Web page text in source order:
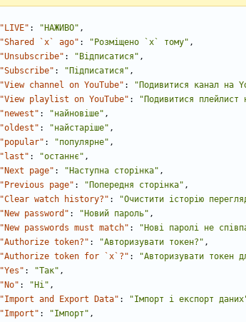
"LIVE" : "НАЖИВО" ,
"Shared `x` ago" : "Розміщено `x` тому" ,
"Unsubscribe" : "Відписатися" ,
"Subscribe" : "Підписатися" ,
"View channel on YouTube" : "Подивитися канал на
"View playlist on YouTube" : "Подивитися плейлист
"newest" : "найновіше" ,
"oldest" : "найстаріше" ,
"popular" : "популярне" ,
"last" : "останнє" ,
"Next page" : "Наступна сторінка" ,
"Previous page" : "Попередня сторінка" ,
"Clear watch history?" : "Очистити історію
"New password" : "Новий пароль" ,
"New passwords must match" : "Нові паролі не
"Authorize token?" : "Авторизувати токен?" ,
"Authorize token for `x`?" : "Авторизувати токен
"Yes" : "Так" ,
"No" : "Ні" ,
"Import and Export Data" : "Імпорт і експорт
"Import" : "Імпорт" ,